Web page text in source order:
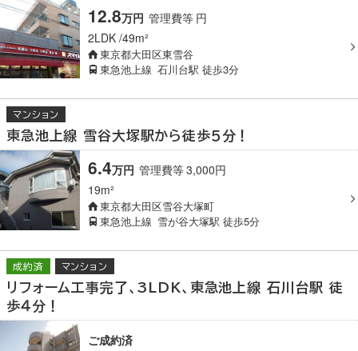
2LDK 49m²
東京都大田区東雪谷
東急池上線 石川台駅 徒歩3分
12.8万円 管理費等 円
マンション
東急池上線 雪谷大塚駅から徒歩５分！
19m²
東京都大田区雪谷大塚町
東急池上線 雪が谷大塚駅 徒歩5分
6.4万円 管理費等3,000円
成約済 マンション
リフォーム工事完了、3LDK、東急池上線 石川台駅 徒
歩４分！
ご成約済